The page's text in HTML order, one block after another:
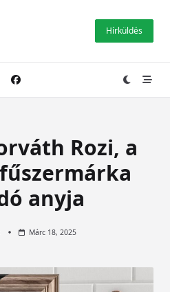
Hírküldés
Rozi, a
anyja
Márc 18, 2025